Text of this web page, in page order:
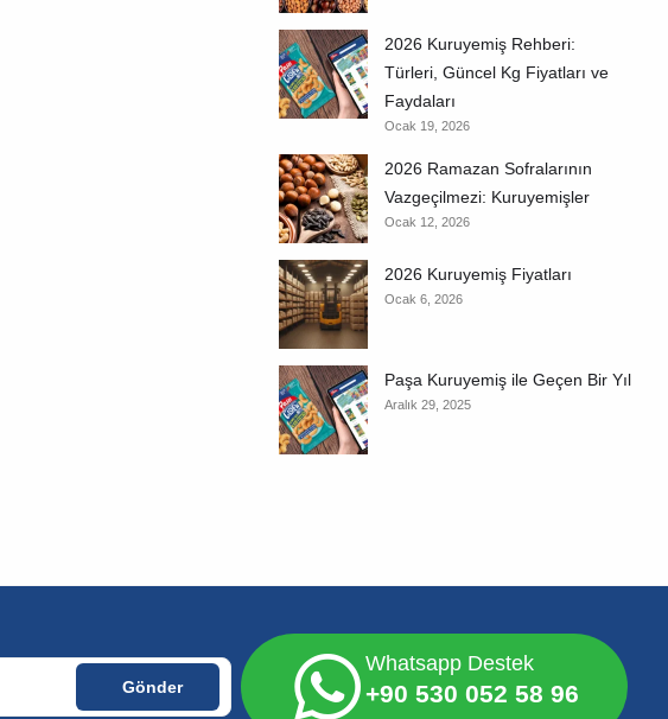
2026 Kuruyemiş Rehberi:
Türleri, Güncel Kg Fiyatları ve
Faydaları
Ocak 19, 2026
2026 Ramazan Sofralarının
Vazgeçilmezi: Kuruyemişler
Ocak 12, 2026
2026 Kuruyemiş Fiyatları
Ocak 6, 2026
Paşa Kuruyemiş ile Geçen Bir Yıl
Aralık 29, 2025
Whatsapp Destek
+90 530 052 58 96